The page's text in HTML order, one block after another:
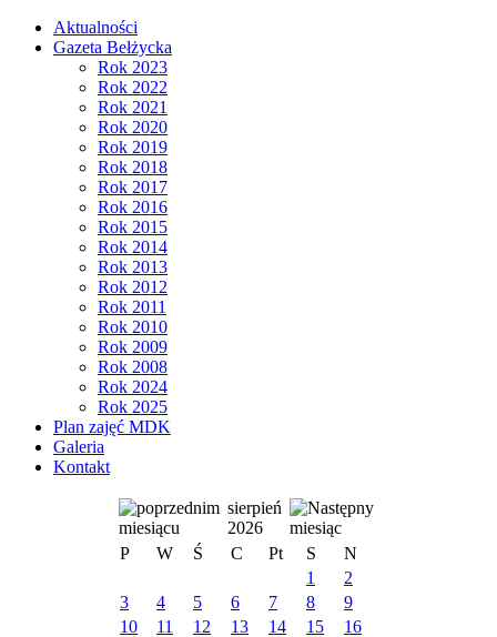
Aktualności
Gazeta Bełżycka
Rok 2023
Rok 2022
Rok 2021
Rok 2020
Rok 2019
Rok 2018
Rok 2017
Rok 2016
Rok 2015
Rok 2014
Rok 2013
Rok 2012
Rok 2011
Rok 2010
Rok 2009
Rok 2008
Rok 2024
Rok 2025
Plan zajęć MDK
Galeria
Kontakt
sierpień
2026
P
W Ś C Pt S
N
1
2
3
4 5 6 7 8
9
10
11 12 13 14 15
16